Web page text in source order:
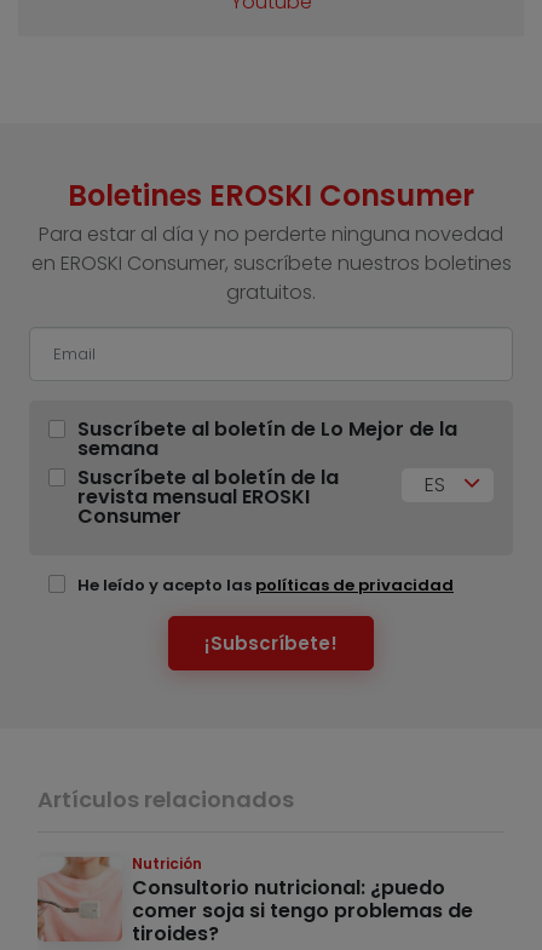
Boletines EROSKI Consumer
Para estar al día y no perderte ninguna novedad
en EROSKI Consumer, suscríbete nuestros boletines
gratuitos.
Suscríbete al boletín de Lo Mejor de la
semana
Suscríbete al boletín de la
revista mensual EROSKI
Consumer
ES
He leído y acepto las políticas de privacidad
¡Subscríbete!
Artículos relacionados
Nutrición
Consultorio nutricional: ¿puedo
comer soja si tengo problemas de
tiroides?